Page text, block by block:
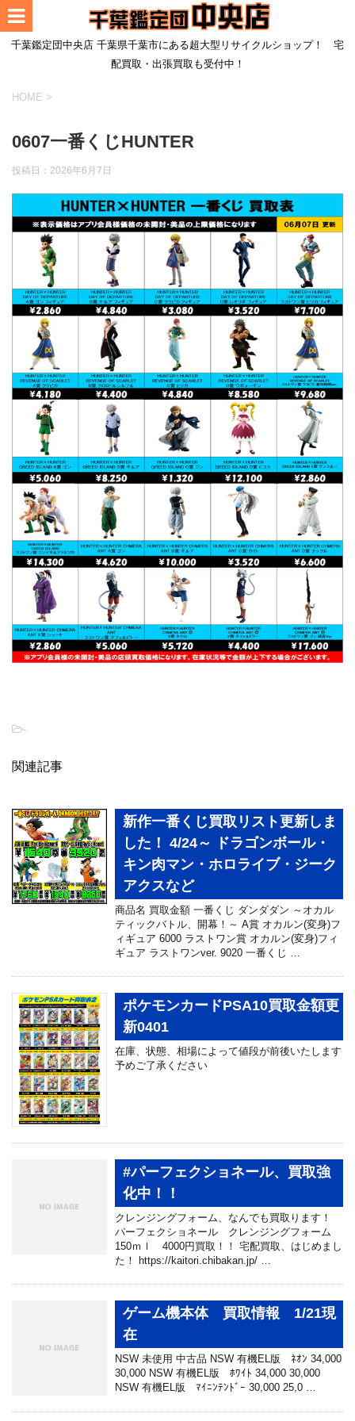
千葉鑑定団中央店 千葉県千葉市にある超大型リサイクルショップ！ 宅
配買取・出張買取も受付中！
HOME >
0607一番くじHUNTER
投稿日： 2026年6月7日
-
関連記事
新作一番くじ買取リスト更新しま
した！ 4/24～ ドラゴンボール・
キン肉マン・ホロライブ・ジーク
アクスなど
商品名 買取金額 一番くじ ダンダダン ～オカル
ティックバトル、開幕！～ A賞 オカルン(変身)フ
ィギュア 6000 ラストワン賞 オカルン(変身)フィ
ギュア ラストワンver. 9020 一番くじ …
ポケモンカードPSA10買取金額更
新0401
在庫、状態、相場によって値段が前後いたします
予めご了承ください
#パーフェクショネール、買取強
化中！！
クレンジングフォーム、なんでも買取ります！
パーフェクショネール クレンジングフォーム
150ｍｌ 4000円買取！！ 宅配買取、はじめまし
た！ https://kaitori.chibakan.jp/ …
ゲーム機本体 買取情報 1/21現
在
NSW 未使用 中古品 NSW 有機EL版 ﾈｵﾝ 34,000
30,000 NSW 有機EL版 ﾎﾜｲﾄ 34,000 30,000
NSW 有機EL版 ﾏｲﾆﾝﾃﾝﾄﾞｰ 30,000 25,0 …